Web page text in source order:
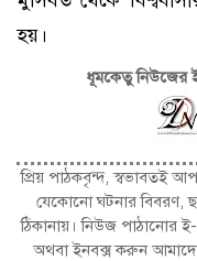
হয়।
ধূমকেতু নিউজের
প্রিয় পাঠকবৃন্দ, স্বভাবতই
যেকোনো ঘটনার বিবরণ,
ঠিকানায়। নিউজ পাঠানোর
অথবা ইনবক্স করুন